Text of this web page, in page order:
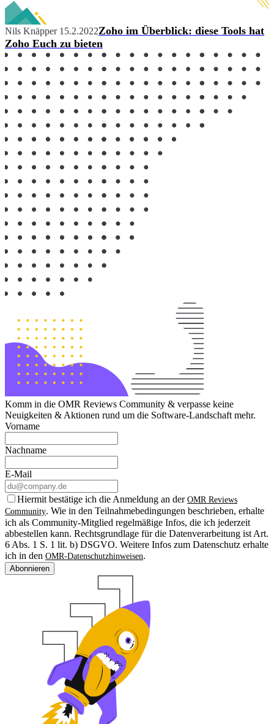
Nils Knäpper 15.2.2022Zoho im Überblick: diese Tools hat
Zoho Euch zu bieten
Komm in die OMR Reviews Community & verpasse keine
Neuigkeiten & Aktionen rund um die Software-Landschaft mehr.
Vorname
Nachname
E-Mail
Hiermit bestätige ich die Anmeldung an der OMR Reviews
Community. Wie in den Teilnahmebedingungen beschrieben, erhalte
ich als Community-Mitglied regelmäßige Infos, die ich jederzeit
abbestellen kann. Rechtsgrundlage für die Datenverarbeitung ist Art.
6 Abs. 1 S. 1 lit. b) DSGVO. Weitere Infos zum Datenschutz erhalte
ich in den OMR-Datenschutzhinweisen.
Abonnieren